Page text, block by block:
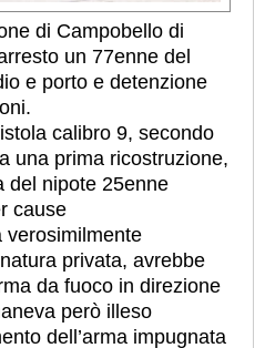
di Campobello di
un 77enne del
e porto e detenzione
calibro 9, secondo
una prima ricostruzione,
del nipote 25enne
cause
verosimilmente
privata, avrebbe
da fuoco in direzione
però illeso
dell’arma impugnata